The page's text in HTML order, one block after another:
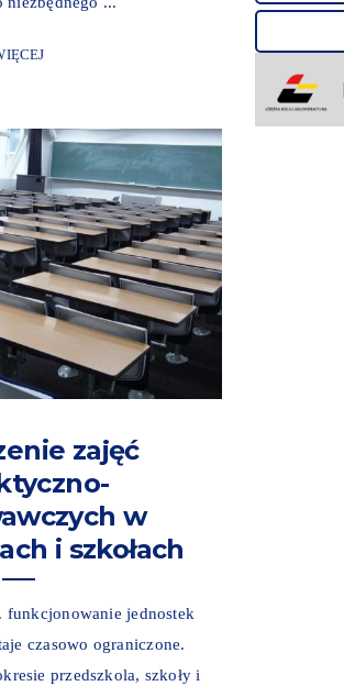
zajęć
w
i szkołach
funkcjonowanie jednostek
czasowo ograniczone.
przedszkola, szkoły i